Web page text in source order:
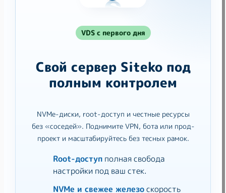
VDS с первого дня
Свой сервер Siteko под
полным контролем
NVMe-диски, root-доступ и честные ресурсы
без «соседей». Поднимите VPN, бота или прод-
проект и масштабируйтесь без тесных рамок.
Root-доступ полная свобода
настройки под ваш стек.
NVMe и свежее железоскорость